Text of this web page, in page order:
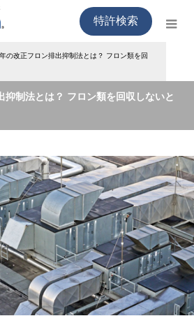
特許検索
の改正フロン排出抑制法とは？ フロン類を回
抑制法とは？ フロン類を回収しないと